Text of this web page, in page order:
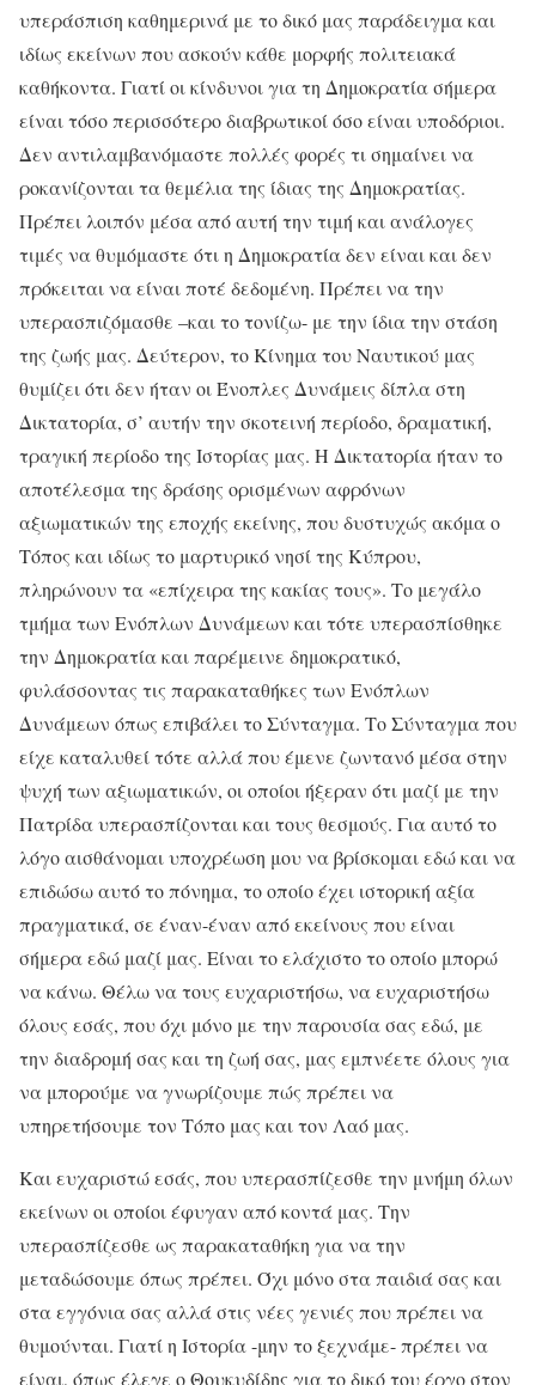
υπεράσπιση καθημερινά με το δικό μας παράδειγμα και
ιδίως εκείνων που ασκούν κάθε μορφής πολιτειακά
καθήκοντα. Γιατί οι κίνδυνοι για τη Δημοκρατία σήμερα
είναι τόσο περισσότερο διαβρωτικοί όσο είναι υποδόριοι.
Δεν αντιλαμβανόμαστε πολλές φορές τι σημαίνει να
ροκανίζονται τα θεμέλια της ίδιας της Δημοκρατίας.
Πρέπει λοιπόν μέσα από αυτή την τιμή και ανάλογες
τιμές να θυμόμαστε ότι η Δημοκρατία δεν είναι και δεν
πρόκειται να είναι ποτέ δεδομένη. Πρέπει να την
υπερασπιζόμασθε –και το τονίζω- με την ίδια την στάση
της ζωής μας. Δεύτερον, το Κίνημα του Ναυτικού μας
θυμίζει ότι δεν ήταν οι Ένοπλες Δυνάμεις δίπλα στη
Δικτατορία, σ’ αυτήν την σκοτεινή περίοδο, δραματική,
τραγική περίοδο της Ιστορίας μας. Η Δικτατορία ήταν το
αποτέλεσμα της δράσης ορισμένων αφρόνων
αξιωματικών της εποχής εκείνης, που δυστυχώς ακόμα ο
Τόπος και ιδίως το μαρτυρικό νησί της Κύπρου,
πληρώνουν τα «επίχειρα της κακίας τους». Το μεγάλο
τμήμα των Ενόπλων Δυνάμεων και τότε υπερασπίσθηκε
την Δημοκρατία και παρέμεινε δημοκρατικό,
φυλάσσοντας τις παρακαταθήκες των Ενόπλων
Δυνάμεων όπως επιβάλει το Σύνταγμα. Το Σύνταγμα που
είχε καταλυθεί τότε αλλά που έμενε ζωντανό μέσα στην
ψυχή των αξιωματικών, οι οποίοι ήξεραν ότι μαζί με την
Πατρίδα υπερασπίζονται και τους θεσμούς. Για αυτό το
λόγο αισθάνομαι υποχρέωση μου να βρίσκομαι εδώ και να
επιδώσω αυτό το πόνημα, το οποίο έχει ιστορική αξία
πραγματικά, σε έναν-έναν από εκείνους που είναι
σήμερα εδώ μαζί μας. Είναι το ελάχιστο το οποίο μπορώ
να κάνω. Θέλω να τους ευχαριστήσω, να ευχαριστήσω
όλους εσάς, που όχι μόνο με την παρουσία σας εδώ, με
την διαδρομή σας και τη ζωή σας, μας εμπνέετε όλους για
να μπορούμε να γνωρίζουμε πώς πρέπει να
υπηρετήσουμε τον Τόπο μας και τον Λαό μας.
Και ευχαριστώ εσάς, που υπερασπίζεσθε την μνήμη όλων
εκείνων οι οποίοι έφυγαν από κοντά μας. Την
υπερασπίζεσθε ως παρακαταθήκη για να την
μεταδώσουμε όπως πρέπει. Όχι μόνο στα παιδιά σας και
στα εγγόνια σας αλλά στις νέες γενιές που πρέπει να
θυμούνται. Γιατί η Ιστορία -μην το ξεχνάμε- πρέπει να
είναι, όπως έλεγε ο Θουκυδίδης για το δικό του έργο στον